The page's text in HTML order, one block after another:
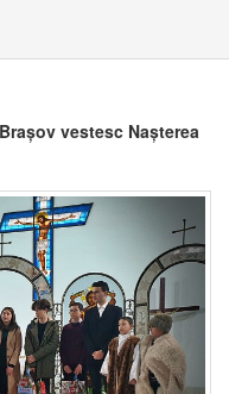
vestesc Nașterea